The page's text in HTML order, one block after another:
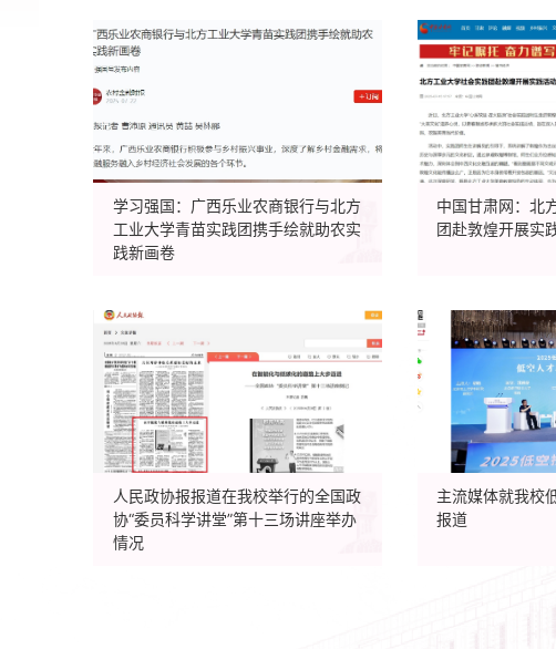
学习强国：广西乐业农商银行与北方
工业大学青苗实践团携手绘就助农实
践新画卷
中国甘肃网：北
团赴敦煌开展实
人民政协报报道在我校举行的全国政
协“委员科学讲堂”第十三场讲座举办
情况
主流媒体就我校
报道